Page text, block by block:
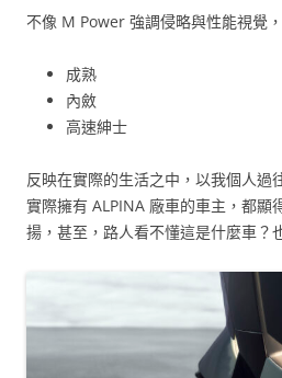
不像 M Power 強調侵略與性能視覺
成熟
內斂
高速紳士
反映在實際的生活之中，以我個人過
實際擁有 ALPINA 廠車的車主，都顯
揚，甚至，路人看不懂這是什麼車？